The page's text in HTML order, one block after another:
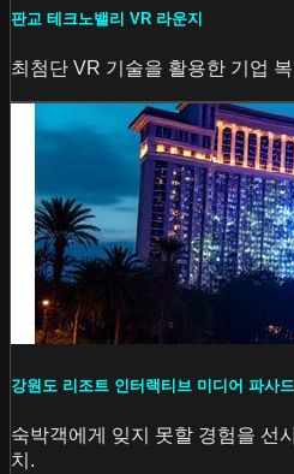
판교 테크노밸리 VR 라운지
최첨단 VR 기술을 활용한 기업
강원도 리조트 인터랙티브 미디어 파사드
숙박객에게 잊지 못할 경험을 선
치.